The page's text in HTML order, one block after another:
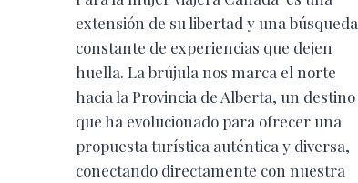
extensión de su libertad y una búsqueda
constante de experiencias que dejen
huella. La brújula nos marca el norte
hacia la Provincia de Alberta, un destino
que ha evolucionado para ofrecer una
propuesta turística auténtica y diversa,
conectando directamente con nuestra